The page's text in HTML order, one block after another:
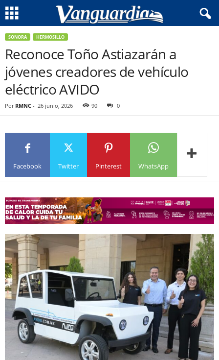
SONORA HERMOSILLO
Reconoce Toño Astiazarán a
jóvenes creadores de vehículo
eléctrico AVIDO
Por RMNC - 26 junio, 2026 90 0
Facebook Twitter Pinterest WhatsApp